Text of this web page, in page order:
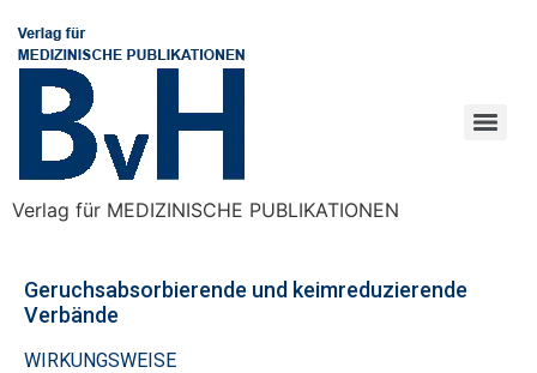
Verlag für MEDIZINISCHE PUBLIKATIONEN
Geruchsabsorbierende und keimreduzierende
Verbände
WIRKUNGSWEISE